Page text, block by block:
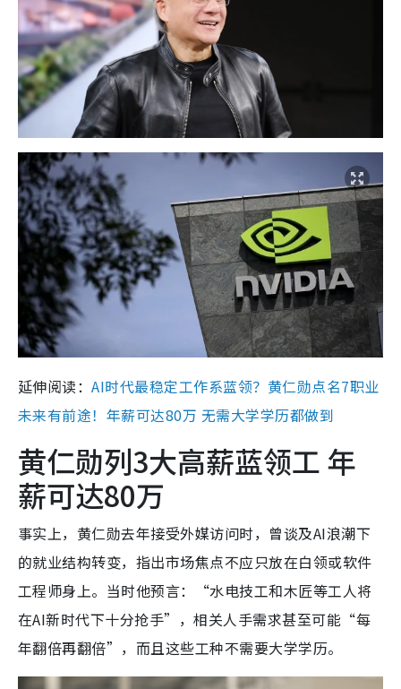
延伸阅读：AI时代最稳定工作系蓝领？黄仁勋点名7职业
未来有前途！年薪可达80万 无需大学学历都做到
黄仁勋列3大高薪蓝领工 年
薪可达80万
事实上，黄仁勋去年接受外媒访问时，曾谈及AI浪潮下
的就业结构转变，指出市场焦点不应只放在白领或软件
工程师身上。当时他预言：“水电技工和木匠等工人将
在AI新时代下十分抢手”，相关人手需求甚至可能“每
年翻倍再翻倍”，而且这些工种不需要大学学历。